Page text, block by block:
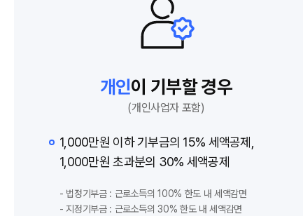
개인이 기부할 경우
(개인사업자 포함)
1,000만원 이하 기부금의 15% 세액공제,
1,000만원 초과분의 30% 세액공제
- 법정기부금 : 근로소득의 100% 한도 내 세액감면
- 지정기부금 : 근로소득의 30% 한도 내 세액감면